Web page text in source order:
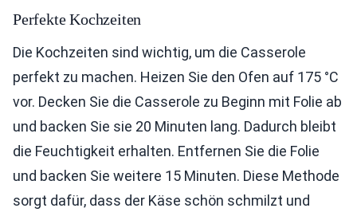
Perfekte Kochzeiten
Die Kochzeiten sind wichtig, um die Casserole
perfekt zu machen. Heizen Sie den Ofen auf 175 °C
vor. Decken Sie die Casserole zu Beginn mit Folie ab
und backen Sie sie 20 Minuten lang. Dadurch bleibt
die Feuchtigkeit erhalten. Entfernen Sie die Folie
und backen Sie weitere 15 Minuten. Diese Methode
sorgt dafür, dass der Käse schön schmilzt und